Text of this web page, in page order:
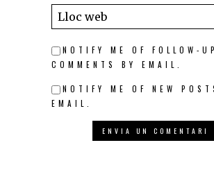
NOTIFY ME OF FOLLOW-UP
COMMENTS BY EMAIL.
NOTIFY ME OF NEW
EMAIL.